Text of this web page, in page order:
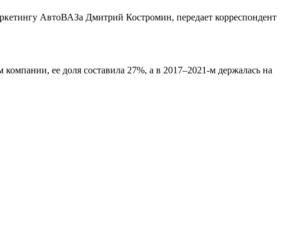
АвтоВАЗа Дмитрий Костромин, передает корреспондент
ее доля составила 27%, а в 2017–2021-м держалась на